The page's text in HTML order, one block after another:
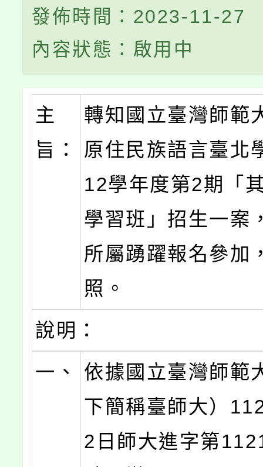
發佈時間：2023-11-27
內容狀態：啟用中
主
旨：
轉知國立臺灣師範
原住民族語言臺北
12學年度第2期「
學習班」招生一案
所屬踴躍報名參加
照。
說明：
一、
依據國立臺灣師範
下簡稱臺師大）
2日師大進字第